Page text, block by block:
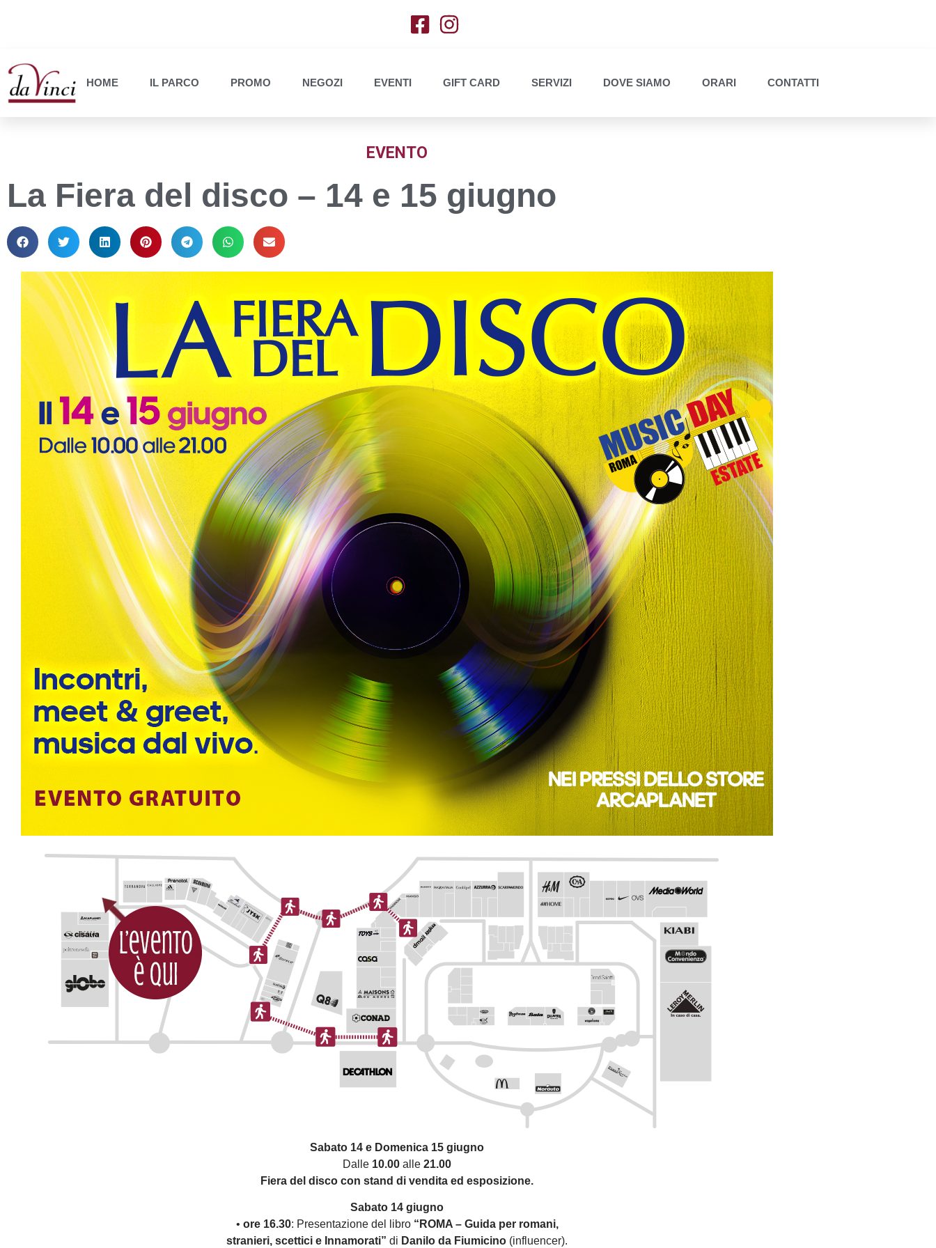
HOME IL PARCO PROMO NEGOZI EVENTI GIFT CARD SERVIZI DOVE SIAMO ORARI CONTATTI
EVENTO
La Fiera del disco – 14 e 15 giugno
Sabato 14 e Domenica 15 giugno
Dalle 10.00 alle 21.00
Fiera del disco con stand di vendita ed esposizione.
Sabato 14 giugno
• ore 16.30: Presentazione del libro “ROMA – Guida per romani,
stranieri, scettici e Innamorati” di Danilo da Fiumicino (influencer).